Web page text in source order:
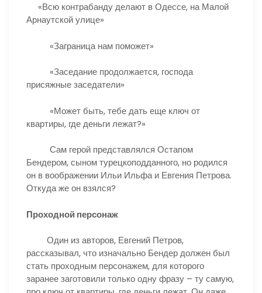
«Всю контрабанду делают в Одессе, на Малой
Арнаутской улице»
«Заграница нам поможет»
«Заседание продолжается, господа
присяжные заседатели»
«Может быть, тебе дать еще ключ от
квартиры, где деньги лежат?»
Сам герой представлялся Остапом
Бендером, сыном турецкоподданного, но родился
он в воображении Ильи Ильфа и Евгения Петрова.
Откуда же он взялся?
Проходной персонаж
Один из авторов, Евгений Петров,
рассказывал, что изначально Бендер должен был
стать проходным персонажем, для которого
заранее заготовили только одну фразу – ту самую,